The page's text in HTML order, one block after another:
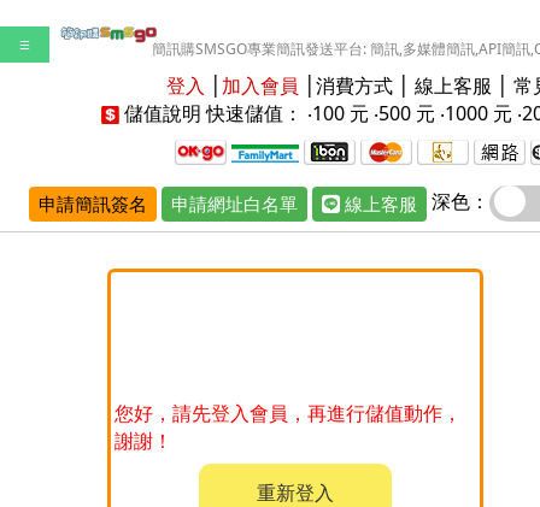
☰ 簡訊購SMSGO專業簡訊發送平台: 簡訊,多媒體簡訊,API簡訊
登入 加入會員 消費方式 線上客服
常
儲值說明快速儲值： ‧100 元 ‧500 元 ‧1000 元 ‧
申請簡訊簽名 申請網址白名單 線上客服 深色：
您好，請先登入會員，再進行儲值動作，
謝謝！
重新登入